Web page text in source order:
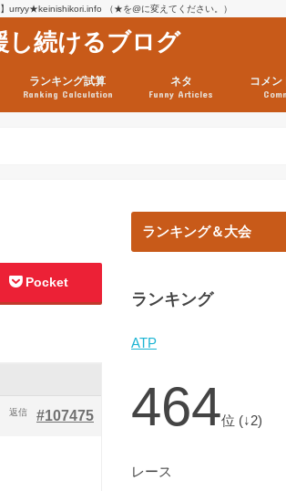
urryy★keinishikori.info （★を@に変えてください。）
し続けるブログ
ランキング試算
Ranking Calculation
ネタ
Funny Articles
コメン
Pocket
#107475
返信
ランキング＆大会
ランキング
ATP
464位 (↓2)
レース